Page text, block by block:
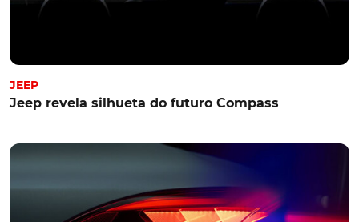
JEEP
Jeep revela silhueta do futuro Compass